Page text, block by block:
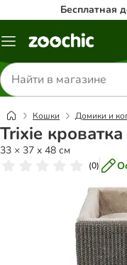
Бесплатная
Каталог
Поиск
товаров
Кошки Домики и
Trixie
33 × 37 x 48 см
(0)